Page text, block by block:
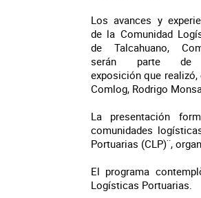
Los avances y
de la Comunidad
de Talcahuano,
serán parte
exposición que realizó,
Comlog, Rodrigo
La presentación
comunidades
Portuarias (CLP)¨,
El programa
Logísticas Portuarias.